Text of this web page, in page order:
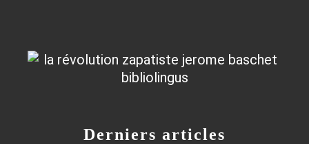
Derniers articles